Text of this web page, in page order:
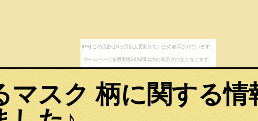
[PR] この広告は3ヶ月以上更新がないため表示されています。
ホームページを更新後24時間以内に表示されなくなります。
マスク 柄に関する情